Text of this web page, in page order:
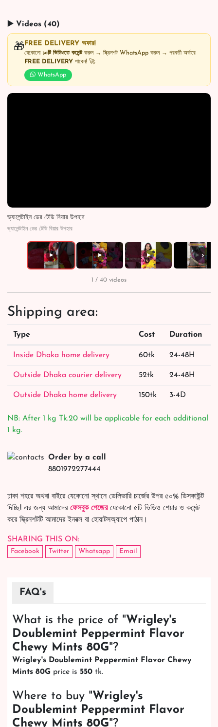
▶️ Videos (40)
🎁 FREE DELIVERY অফার!
যেকোনো ১০টি ভিডিওতে কমেন্টকরুন → স্ক্রিনশট WhatsApp করুন → পরবর্তী অর্ডারে
FREE DELIVERY পাবেন! 🚀
WhatsApp
ভ্যালেন্টাইন ডের টেডি বিয়ার উপহার
ভ্যালেন্টাইন ডের টেডি বিয়ার উপহার
▶ ▶ ▶ ▶ ›
1 / 40 videos
Shipping area:
Type Cost Duration
Inside Dhaka home delivery 60tk 24-48H
Outside Dhaka courier delivery 52tk 24-48H
Outside Dhaka home delivery 150tk 3-4D
NB: After 1 kg Tk.20 will be applicable for each additional
1 kg.
Order by a call
8801972277444
ঢাকা শহরে অথবা বাইরে যেকোনো স্থানে ডেলিভারি চার্জের উপর ৫০% ডিসকাউন্ট
দিচ্ছি! এর জন্য আমাদের ফেসবুক পেজেরযেকোনো ৫টি ভিডিও শেয়ার ও কমেন্ট
করে স্ক্রিনশটটি আমাদের ইনবক্স বা হোয়াটসঅ্যাপে পাঠান।
SHARING THIS ON:
Facebook Twitter Whatsapp Email
FAQ's
What is the price of "Wrigley's
Doublemint Peppermint Flavor
Chewy Mints 80G"?
Wrigley's Doublemint Peppermint Flavor Chewy
Mints 80G price is 550 tk.
Where to buy "Wrigley's
Doublemint Peppermint Flavor
Chewy Mints 80G"?